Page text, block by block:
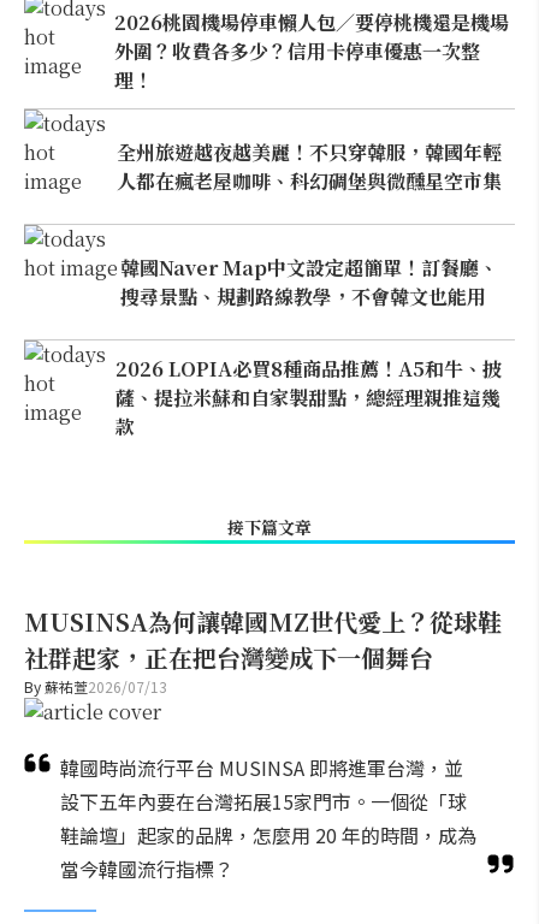
2026桃園機場停車懶人包／要停桃機還是機場
外圍？收費各多少？信用卡停車優惠一次整
理！
全州旅遊越夜越美麗！不只穿韓服，韓國年輕
人都在瘋老屋咖啡、科幻碉堡與微醺星空市集
韓國Naver Map中文設定超簡單！訂餐廳、
搜尋景點、規劃路線教學，不會韓文也能用
2026 LOPIA必買8種商品推薦！A5和牛、披
薩、提拉米蘇和自家製甜點，總經理親推這幾
款
接下篇文章
MUSINSA為何讓韓國MZ世代愛上？從球鞋
社群起家，正在把台灣變成下一個舞台
By蘇祐萱2026/07/13
韓國時尚流行平台 MUSINSA 即將進軍台灣，並
設下五年內要在台灣拓展15家門市。一個從「球
鞋論壇」起家的品牌，怎麼用 20 年的時間，成為
當今韓國流行指標？